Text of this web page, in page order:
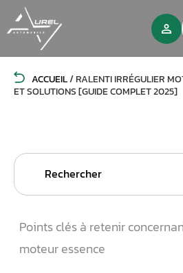
ACCUEIL/RALENTI IRRÉGULIER
ET SOLUTIONS [GUIDE COMPLET 2025]
Search
Points clés à retenir
moteur essence